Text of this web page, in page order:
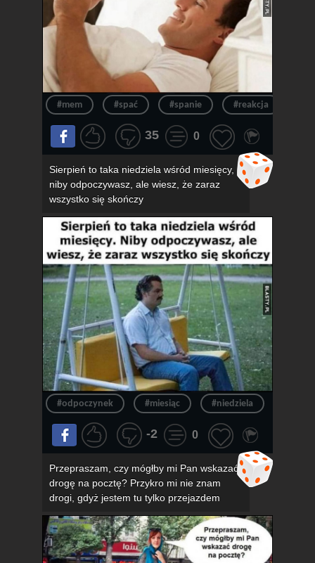
#mem #spać #spanie #reakcja
35 0
Sierpień to taka niedziela wśród miesięcy,
niby odpoczywasz, ale wiesz, że zaraz
wszystko się skończy
#odpoczynek #miesiąc #niedziela
-2 0
Przepraszam, czy mógłby mi Pan wskazać
drogę na pocztę? Przykro mi nie znam
drogi, gdyż jestem tu tylko przejazdem